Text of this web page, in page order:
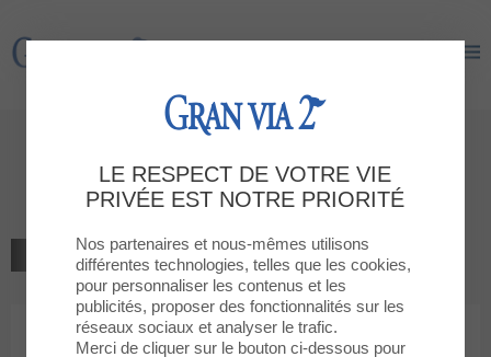
Gran Via 2
DECIMAS
RETOUR À LA LISTE
MODE SPORT
LE RESPECT DE VOTRE VIE
PRIVÉE EST NOTRE PRIORITÉ
Nos partenaires et nous-mêmes utilisons
différentes technologies, telles que les cookies,
pour personnaliser les contenus et les
publicités, proposer des fonctionnalités sur les
réseaux sociaux et analyser le trafic.
Merci de cliquer sur le bouton ci-dessous pour